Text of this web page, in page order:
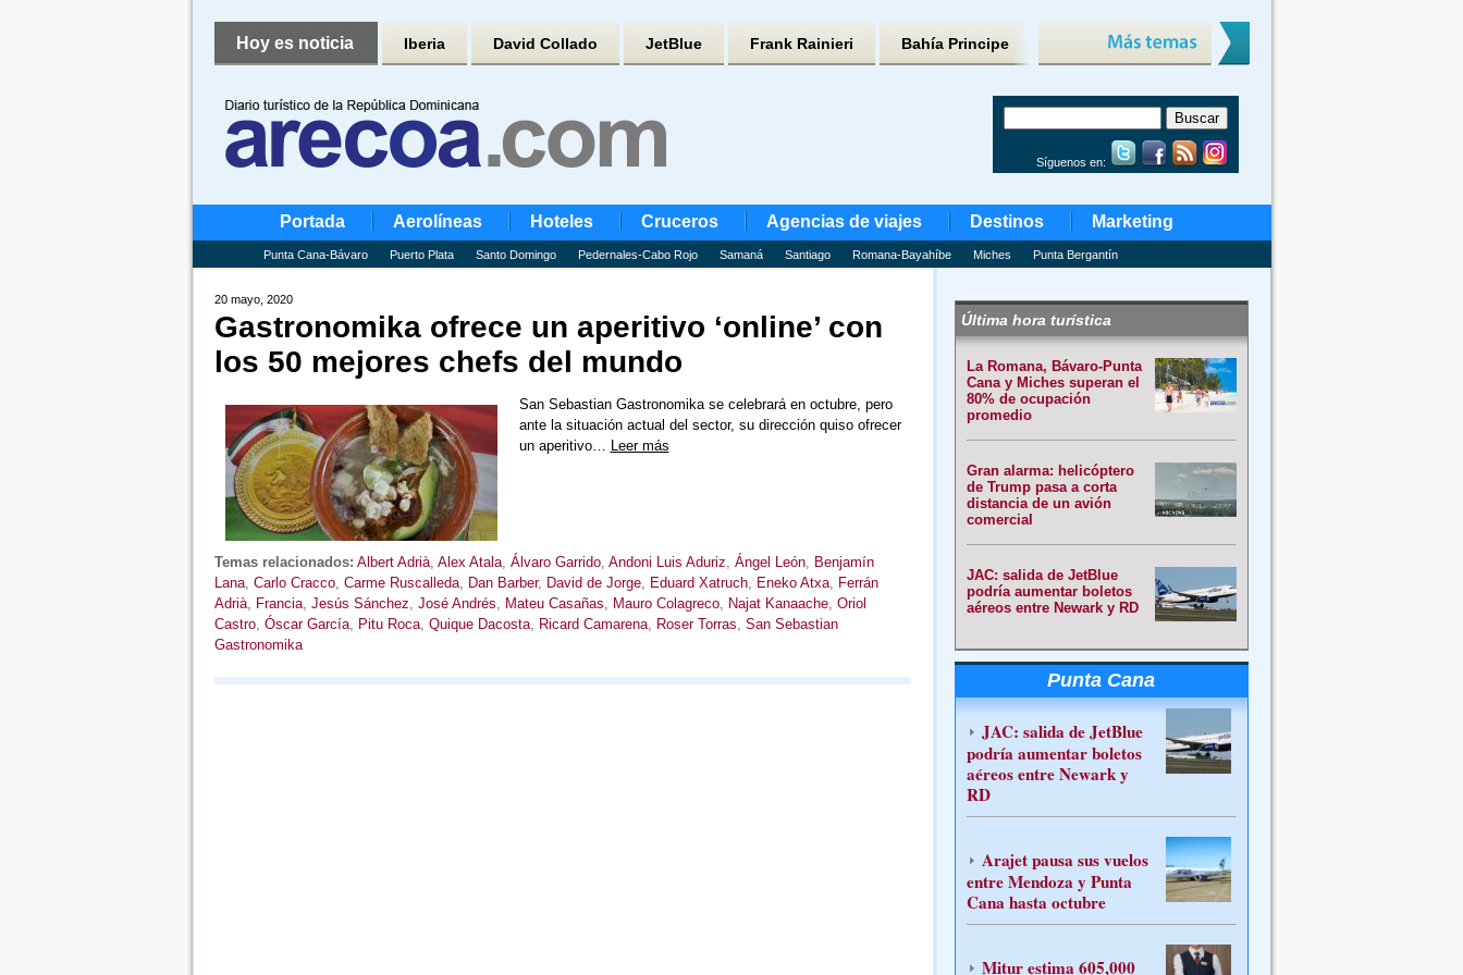
Hoy es noticia Iberia David Collado JetBlue Frank Rainieri Bahía Principe
Síguenos en:
Portada Aerolíneas Hoteles Cruceros Agencias de viajes Destinos Marketing
Punta Cana-Bávaro Puerto Plata Santo Domingo Pedernales-Cabo Rojo Samaná Santiago Romana-Bayahíbe Miches Punta Bergantín
20 mayo, 2020
Gastronomika ofrece un aperitivo ‘online’ con
los 50 mejores chefs del mundo
San Sebastian Gastronomika se celebrará en octubre, pero
ante la situación actual del sector, su dirección quiso ofrecer
un aperitivo… Leer más
Temas relacionados: Albert Adrià, Alex Atala, Álvaro Garrido, Andoni Luis Aduriz, Ángel León, Benjamín
Lana, Carlo Cracco, Carme Ruscalleda, Dan Barber, David de Jorge, Eduard Xatruch, Eneko Atxa, Ferrán
Adrià, Francia, Jesús Sánchez, José Andrés, Mateu Casañas, Mauro Colagreco, Najat Kanaache, Oriol
Castro, Óscar García, Pitu Roca, Quique Dacosta, Ricard Camarena, Roser Torras, San Sebastian
Gastronomika
Última hora turística
La Romana, Bávaro-Punta
Cana y Miches superan el
80% de ocupación
promedio
Gran alarma: helicóptero
de Trump pasa a corta
distancia de un avión
comercial
JAC: salida de JetBlue
podría aumentar boletos
aéreos entre Newark y RD
Punta Cana
JAC: salida de JetBlue
podría aumentar boletos
aéreos entre Newark y
RD
Arajet pausa sus vuelos
entre Mendoza y Punta
Cana hasta octubre
Mitur estima 605,000